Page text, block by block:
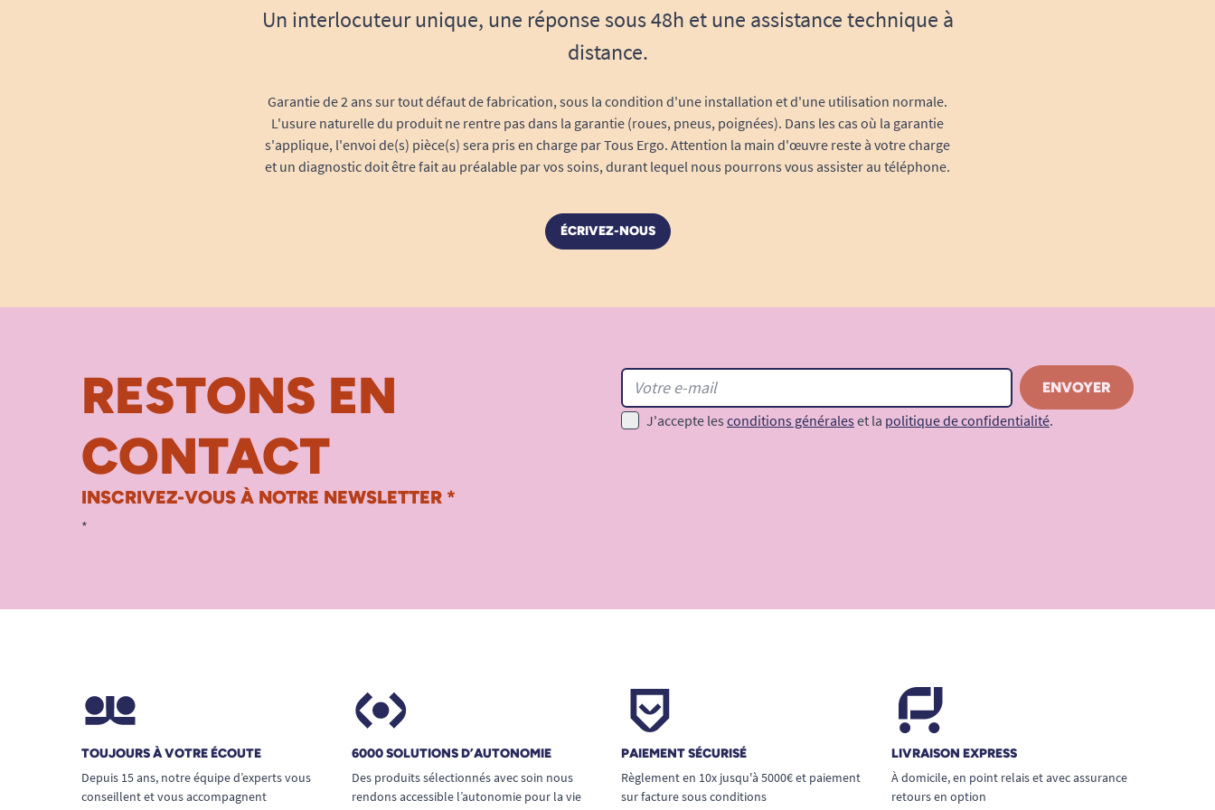
Un interlocuteur unique, une réponse sous 48h et une assistance technique à
distance.
Garantie de 2 ans sur tout défaut de fabrication, sous la condition d'une installation et d'une utilisation normale.
L'usure naturelle du produit ne rentre pas dans la garantie (roues, pneus, poignées). Dans les cas où la garantie
s'applique, l'envoi de(s) pièce(s) sera pris en charge par Tous Ergo. Attention la main d'œuvre reste à votre charge
et un diagnostic doit être fait au préalable par vos soins, durant lequel nous pourrons vous assister au téléphone.
ÉCRIVEZ-NOUS
RESTONS EN
CONTACT
INSCRIVEZ-VOUS À NOTRE NEWSLETTER *
*
J'accepte les conditions générales et la politique de confidentialité.
TOUJOURS À VOTRE ÉCOUTE
Depuis 15 ans, notre équipe d’experts vous
conseillent et vous accompagnent
6000 SOLUTIONS D’AUTONOMIE
Des produits sélectionnés avec soin nous
rendons accessible l’autonomie pour la vie
PAIEMENT SÉCURISÉ
Règlement en 10x jusqu'à 5000€ et paiement
sur facture sous conditions
LIVRAISON EXPRESS
À domicile, en point relais et avec assurance
retours en option